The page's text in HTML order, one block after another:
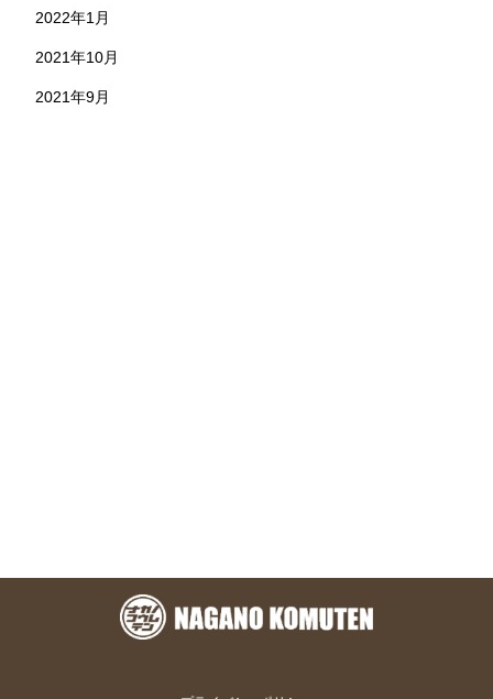
2022年1月
2021年10月
2021年9月